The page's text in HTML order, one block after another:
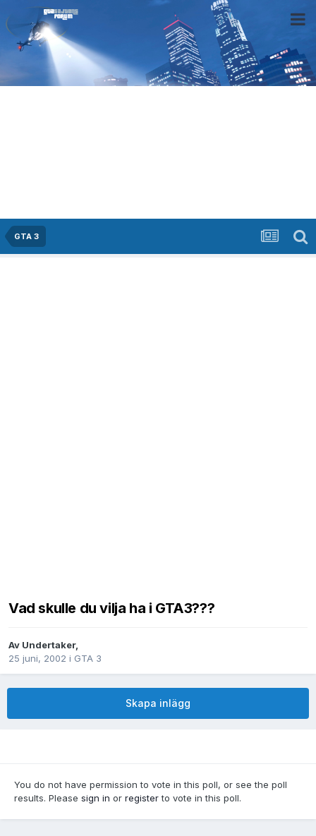
GTA 3
Vad skulle du vilja ha i GTA3???
Av Undertaker,
25 juni, 2002 i GTA 3
Skapa inlägg
You do not have permission to vote in this poll, or see the poll
results. Please sign in or registerto vote in this poll.